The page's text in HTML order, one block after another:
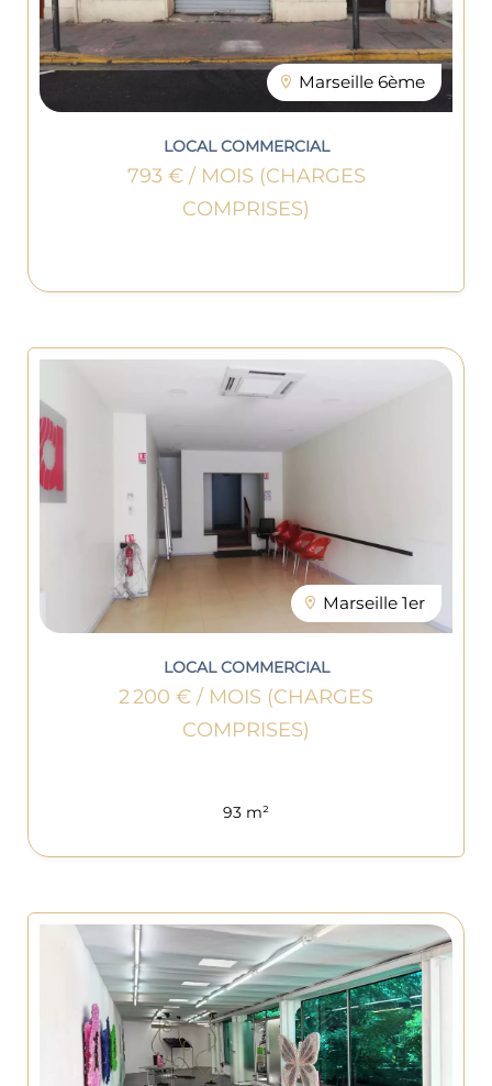
Marseille 6ème
LOCAL COMMERCIAL
793 € / MOIS (CHARGES
COMPRISES)
Marseille 1er
LOCAL COMMERCIAL
2 200 € / MOIS (CHARGES
COMPRISES)
93 m²